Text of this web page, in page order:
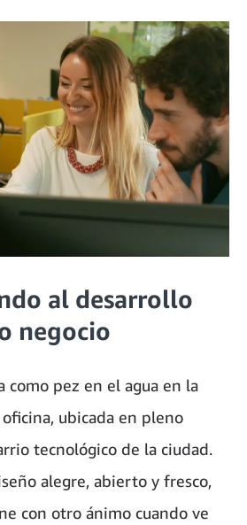
al desarrollo
negocio
como pez en el agua en la
ubicada en pleno
tecnológico de la ciudad.
alegre, abierto y fresco,
con otro ánimo cuando ve